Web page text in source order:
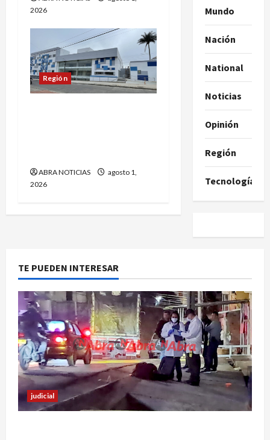
2026
Región
ABRA NOTICIAS
agosto 1,
2026
Mundo
Nación
National
Noticias
Opinión
Región
Tecnología
TE PUEDEN INTERESAR
judicial